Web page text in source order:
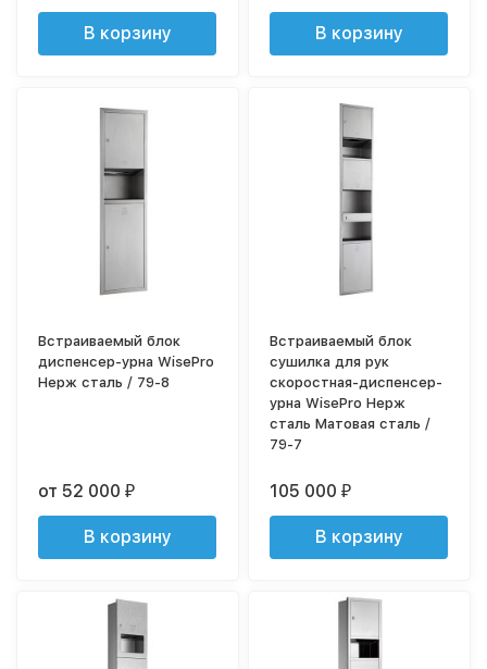
В корзину В корзину
Встраиваемый блок
диспенсер-урна WisePro
Нерж сталь / 79-8
от 52 000₽
В корзину
Встраиваемый блок
сушилка для рук
скоростная-диспенсер-
урна WisePro Нерж
сталь Матовая сталь /
79-7
105 000₽
В корзину